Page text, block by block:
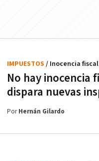
No hay inocencia
dispara nuevas
IMPUESTOS / Inocencia fiscal
PorHernán Gilardo